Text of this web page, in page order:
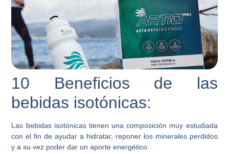
10 Beneficios de las
bebidas isotónicas:
Las bebidas isotónicas tienen una composición muy estudiada
con el fin de ayudar a hidratar, reponer los minerales perdidos
y a su vez poder dar un aporte energético.